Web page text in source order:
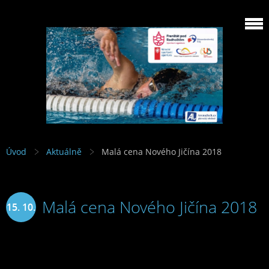
Úvod Aktuálně Malá cena Nového Jičína 2018
15. 10. Malá cena Nového Jičína 2018